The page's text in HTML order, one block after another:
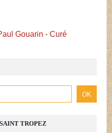
TROPEZ
Gouarin - Curé